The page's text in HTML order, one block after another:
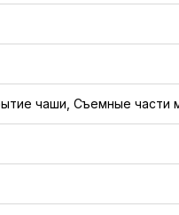
чаши, Съемные